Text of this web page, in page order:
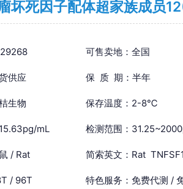
坏死因子配体超家族成员
可售卖地：全国
供应 保 质 期：半年
生物 保存温度：2-8℃
mL 检测范围：
/ Rat 简索英文：Rat
/ 96T 特色服务：免费代测 /